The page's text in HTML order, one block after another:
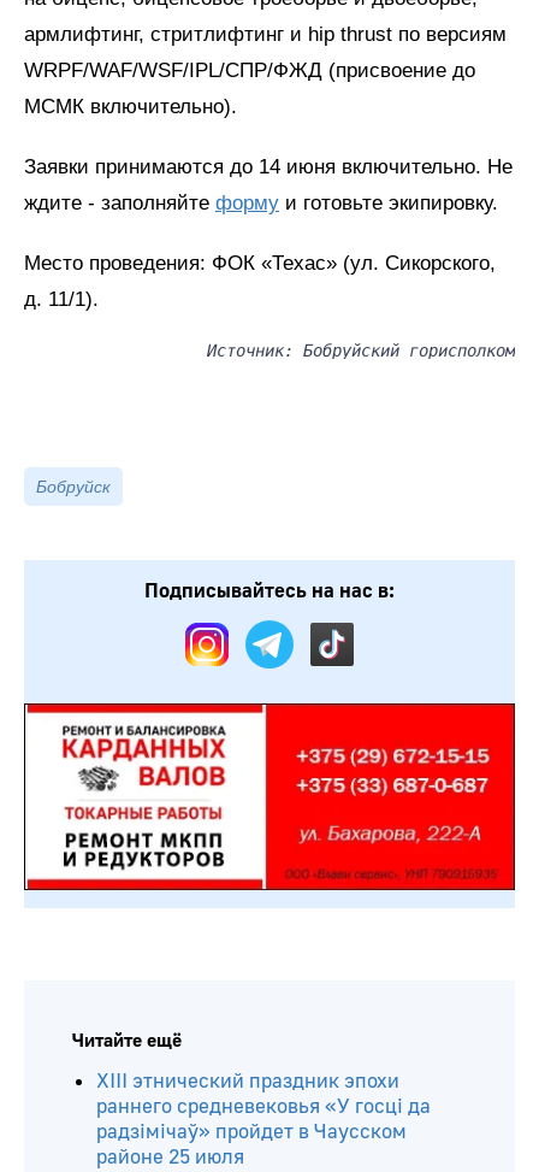
армлифтинг, стритлифтинг и hip thrust по версиям
WRPF/WAF/WSF/IPL/СПР/ФЖД (присвоение до
МСМК включительно).
Заявки принимаются до 14 июня включительно. Не
ждите - заполняйте форму и готовьте экипировку.
Место проведения: ФОК «Техас» (ул. Сикорского,
д. 11/1).
Источник: Бобруйский горисполком
Бобруйск
Подписывайтесь на нас в:
Читайте ещё
ХIII этнический праздник эпохи
раннего средневековья «У госці да
радзімічаў» пройдет в Чаусском
районе 25 июля